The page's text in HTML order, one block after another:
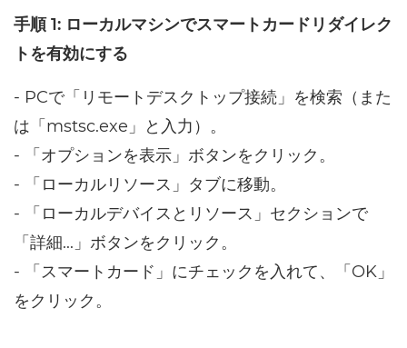
手順 1: ローカルマシンでスマートカードリダイレク
トを有効にする
- PCで「リモートデスクトップ接続」を検索（また
は「mstsc.exe」と入力）。
- 「オプションを表示」ボタンをクリック。
- 「ローカルリソース」タブに移動。
- 「ローカルデバイスとリソース」セクションで
「詳細...」ボタンをクリック。
- 「スマートカード」にチェックを入れて、「OK」
をクリック。